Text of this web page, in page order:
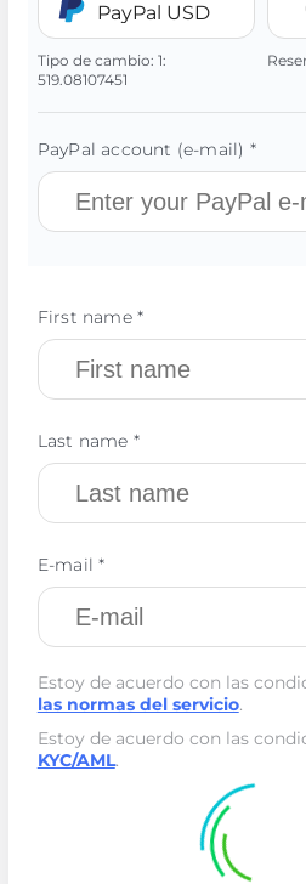
PayPal USD
Tipo de cambio: 1:
519.08107451
PayPal account (e-mail) *
First name *
Last name *
E-mail *
Estoy de acuerdo con las
las normas del servicio.
Estoy de acuerdo con las
KYC/AML.